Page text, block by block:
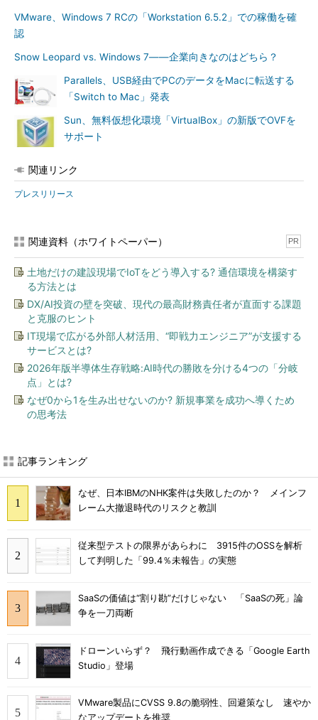
VMware、Windows 7 RCの「Workstation 6.5.2」での稼働を確
認
Snow Leopard vs. Windows 7――企業向きなのはどちら？
Parallels、USB経由でPCのデータをMacに転送する
「Switch to Mac」発表
Sun、無料仮想化環境「VirtualBox」の新版でOVFを
サポート
関連リンク
プレスリリース
関連資料（ホワイトペーパー） PR
土地だけの建設現場でIoTをどう導入する? 通信環境を構築す
る方法とは
DX/AI投資の壁を突破、現代の最高財務責任者が直面する課題
と克服のヒント
IT現場で広がる外部人材活用、“即戦力エンジニア”が支援する
サービスとは?
2026年版半導体生存戦略:AI時代の勝敗を分ける4つの「分岐
点」とは?
なぜ0から1を生み出せないのか? 新規事業を成功へ導くため
の思考法
記事ランキング
なぜ、日本IBMのNHK案件は失敗したのか？ メインフ
レーム大撤退時代のリスクと教訓
従来型テストの限界があらわに 3915件のOSSを解析
して判明した「99.4％未報告」の実態
SaaSの価値は“割り勘”だけじゃない 「SaaSの死」論
争を一刀両断
ドローンいらず？ 飛行動画作成できる「Google Earth
Studio」登場
VMware製品にCVSS 9.8の脆弱性、回避策なし 速やか
なアップデートを推奨